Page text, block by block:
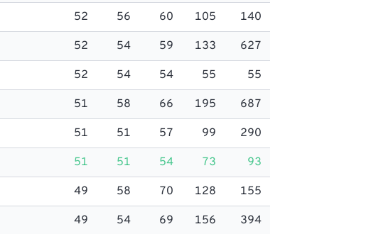
52 56 60 105 140
52 54 59 133 627
52 54 54 55 55
51 58 66 195 687
51 51 57 99 290
51 51 54 73 93
49 58 70 128 155
49 54 69 156 394